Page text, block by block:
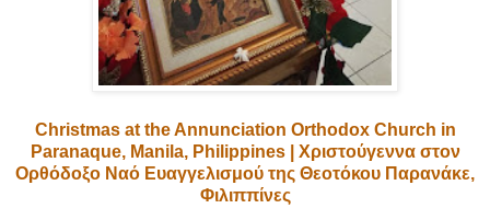
Christmas at the Annunciation Orthodox Church in
Paranaque, Manila, Philippines | Χριστούγεννα στον
Ορθόδοξο Ναό Ευαγγελισμού της Θεοτόκου Παρανάκε,
Φιλιππίνες